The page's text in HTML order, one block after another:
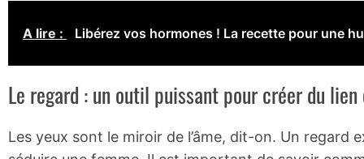
A lire : Libérez vos hormones ! La recette pour une
Le regard : un outil puissant pour créer du
Les yeux sont le miroir de l’âme, dit-on. Un